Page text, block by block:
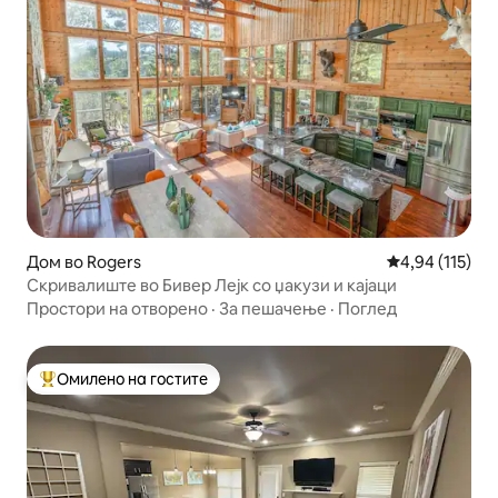
Дом во Rogers Просечна
4,94 (115)
Скривалиште во Бивер Лејк со џакузи и кајаци
Простори на отворено · За пешачење · Поглед
Меѓу најуспешните „Омилени на гостите“
Омилено на гостите